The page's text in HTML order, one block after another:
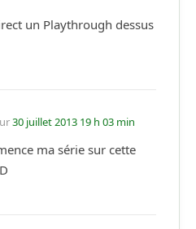
un Playthrough dessus
30 juillet 2013 19 h 03 min
ma série sur cette